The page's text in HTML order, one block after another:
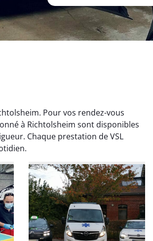
Pour vos rendez-vous
à Richtolsheim sont disponibles
Chaque prestation de VSL
Jérémy Ferrand
8 septembre 2024
Transport ponctuel et
personnel très attentionné.
Très satisfait du service.